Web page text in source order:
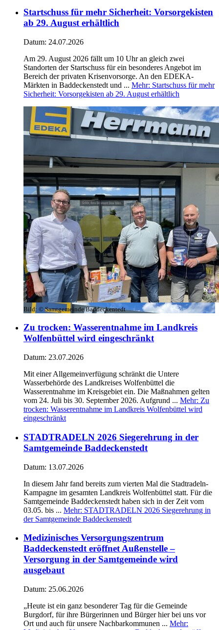
Startschuss für mehr Sicherheit: Vorsorgekisten
ab 29. August erhältlich
Datum: 24.07.2026
Am 29. August 2026 fällt um 10 Uhr an gleich zwei
Standorten der Startschuss für ein besonderes Angebot im
Bereich der privaten Krisenvorsorge. An den EDEKA-
Märkten in Baddeckenstedt und ... Mehr: Startschuss für mehr
Sicherheit: Vorsorgekisten ab 29. August erhältlich
Bild: © Samtgemeinde Baddeckentedt
Zu trocken: Wasserentnahme im Landkreis
Wolfenbüttel wird eingeschränkt
Datum: 23.07.2026
Mit einer Allgemeinverfügung schränkt die Untere
Wasserbehörde des Landkreises Wolfenbüttel die
Wasserentnahme im Kreisgebiet ein. Die Maßnahmen gelten
vom 24. Juli bis 30. September 2026. Aufgrund ... Mehr: Zu
trocken: Wasserentnahme im Landkreis Wolfenbüttel wird
eingeschränkt
STADTRADELN 2026 Siegerehrung in der
Samtgemeinde Baddeckenstedt
Datum: 13.07.2026
In diesem Jahr fand bereits zum vierten Mal die Stadtradeln-
Kampagne im gesamten Landkreis Wolfenbüttel statt. Für die
Samtgemeinde Baddeckenstedt haben sich in der Zeit vom
03.05. bis ... Mehr: STADTRADELN 2026 Siegerehrung in
der Samtgemeinde Baddeckenstedt
Medizinisches Versorgungszentrum
Baddeckenstedt eröffnet Außenstelle –
Versorgung in der Samtgemeinde wird
ausgebaut
Datum: 25.06.2026
„Heute ist ein ganz besonderer Tag für die Gemeinde
Burgdorf, für ihre Bürgerinnen und Bürger hier bei uns vor
Ort und auch für unsere Nachbarkommunen ... Mehr: